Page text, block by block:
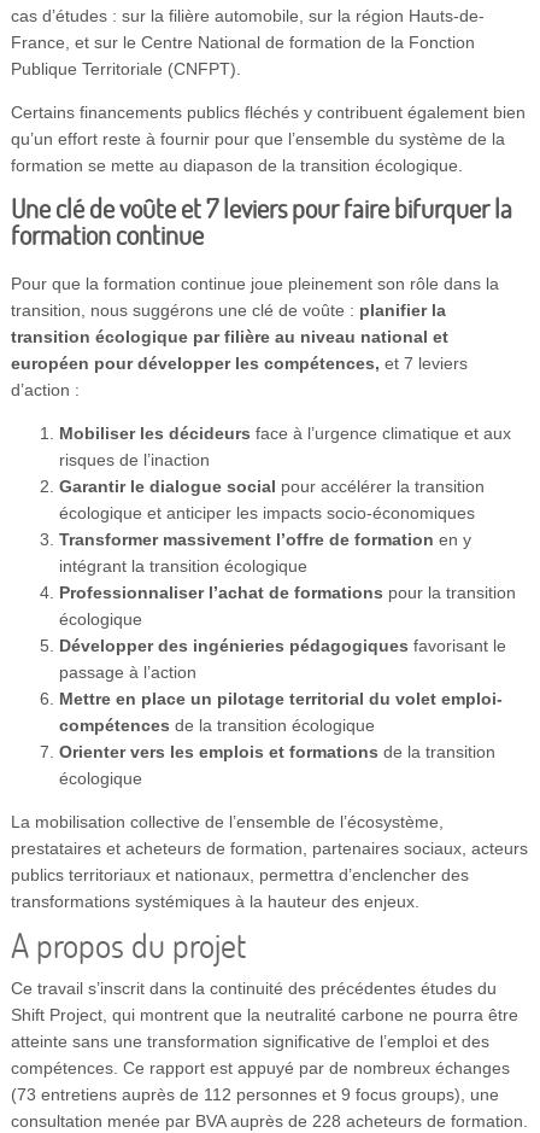
cas d’études : sur la filière automobile, sur la région Hauts-de-
France, et sur le Centre National de formation de la Fonction
Publique Territoriale (CNFPT).
Certains financements publics fléchés y contribuent également bien
qu’un effort reste à fournir pour que l’ensemble du système de la
formation se mette au diapason de la transition écologique.
Une clé de voûte et 7 leviers pour faire bifurquer la
formation continue
Pour que la formation continue joue pleinement son rôle dans la
transition, nous suggérons une clé de voûte : planifier la
transition écologique par filière au niveau national et
européen pour développer les compétences, et 7 leviers
d’action :
Mobiliser les décideurs face à l’urgence climatique et aux
risques de l’inaction
Garantir le dialogue social pour accélérer la transition
écologique et anticiper les impacts socio-économiques
Transformer massivement l’offre de formation en y
intégrant la transition écologique
Professionnaliser l’achat de formations pour la transition
écologique
Développer des ingénieries pédagogiques favorisant le
passage à l’action
Mettre en place un pilotage territorial du volet emploi-
compétences de la transition écologique
Orienter vers les emplois et formations de la transition
écologique
La mobilisation collective de l’ensemble de l’écosystème,
prestataires et acheteurs de formation, partenaires sociaux, acteurs
publics territoriaux et nationaux, permettra d’enclencher des
transformations systémiques à la hauteur des enjeux.
A propos du projet
Ce travail s’inscrit dans la continuité des précédentes études du
Shift Project, qui montrent que la neutralité carbone ne pourra être
atteinte sans une transformation significative de l’emploi et des
compétences. Ce rapport est appuyé par de nombreux échanges
(73 entretiens auprès de 112 personnes et 9 focus groups), une
consultation menée par BVA auprès de 228 acheteurs de formation.